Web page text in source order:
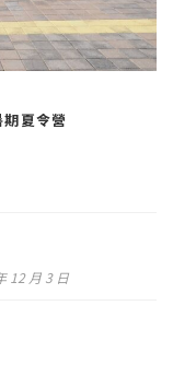
夏令營
12 月 3 日